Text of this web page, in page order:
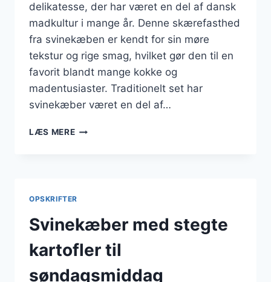
delikatesse, der har været en del af dansk
madkultur i mange år. Denne skærefasthed
fra svinekæben er kendt for sin møre
tekstur og rige smag, hvilket gør den til en
favorit blandt mange kokke og
madentusiaster. Traditionelt set har
svinekæber været en del af…
LÆS MERESVINEKÆBER
OPSKRIFTER
Svinekæber med stegte
kartofler til
søndagsmiddag